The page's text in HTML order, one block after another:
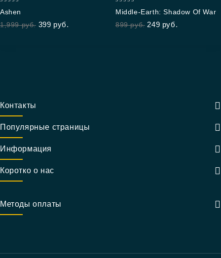
out
of
Ashen
1,999руб. 399 руб.
out
of
Middle-Earth: Shadow Of War
899руб. 249 руб.
Контакты
Популярные страницы
Информация
Коротко о нас
Методы оплаты